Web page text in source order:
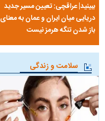
ببینید| عراقچی: تعیین مسیر جدید
دریایی میان ایران و عمان به معنای
باز شدن تنگه هرمز نیست
سلامت و زندگی